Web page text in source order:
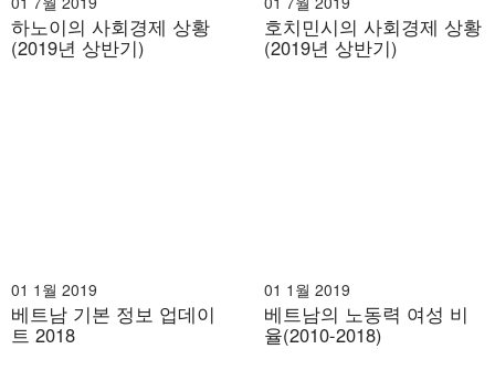
하노이의 사회경제 상황
(2019년 상반기)
호치민시의 사회경제 상황
(2019년 상반기)
01 1월 2019
베트남 기본 정보 업데이
트 2018
01 1월 2019
베트남의 노동력 여성 비
율(2010-2018)